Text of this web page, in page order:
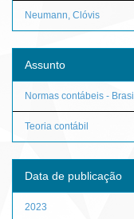
Neumann, Clóvis
Assunto
Normas contábeis -
Teoria contábil
Data de publicação
2023